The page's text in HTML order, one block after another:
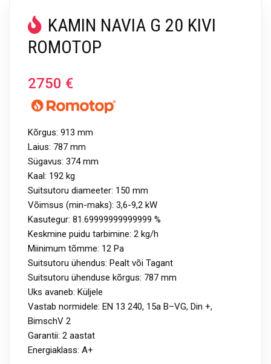
KAMIN NAVIA G 20 KIVI
ROMOTOP
2750 €
Kõrgus: 913 mm
Laius: 787 mm
Sügavus: 374 mm
Kaal: 192 kg
Suitsutoru diameeter: 150 mm
Võimsus (min-maks): 3,6-9,2 kW
Kasutegur: 81.69999999999999 %
Keskmine puidu tarbimine: 2 kg/h
Miinimum tõmme: 12 Pa
Suitsutoru ühendus: Pealt või Tagant
Suitsutoru ühenduse kõrgus: 787 mm
Uks avaneb: Küljele
Vastab normidele: EN 13 240, 15a B–VG, Din +,
BimschV 2
Garantii: 2 aastat
Energiaklass: A+